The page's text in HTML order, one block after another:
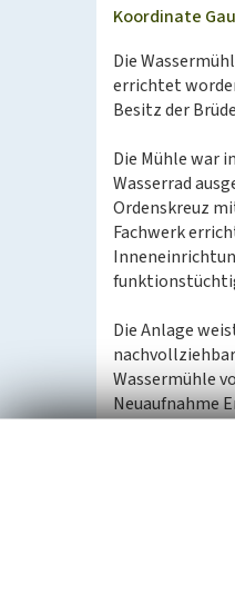
Koordinate
Die
errichtet
Besitz der
Die Mühle war
Wasserrad
Ordenskreuz
Fachwerk
Die Anlage
Wassermühle
Neuaufnahme
(Burggraaff/
des linken